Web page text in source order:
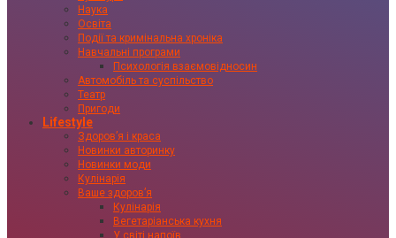
Наука
Освіта
Події та кримінальна хроніка
Навчальні програми
Психологія взаємовідносин
Автомобіль та суспільство
Театр
Пригоди
Lifestyle
Здоровʼя і краса
Новинки авторинку
Новинки моди
Кулінарія
Ваше здоровʼя
Кулінарія
Вегетаріанська кухня
У світі напоїв